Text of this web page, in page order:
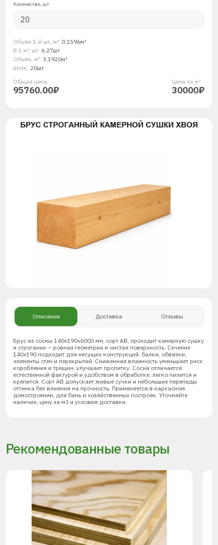
Количество, шт.
Объём 1-й шт, м³: 0.1596м³
В 1 м³, шт: 6.27шт
Объём, м³: 3.1920м³
Штук: 20шт
Общая ценa
95760.00₽
Цена за м³.
30000₽
Описание Доставка Отзывы
Брус из сосны 140х190х6000 мм, сорт АВ, проходит камерную сушку
и строгание — ровная геометрия и чистая поверхность. Сечение
140х190 подходит для несущих конструкций: балки, обвязки,
элементы стен и перекрытий. Сниженная влажность уменьшает риск
коробления и трещин, улучшает пропитку. Сосна отличается
естественной фактурой и удобством в обработке: легко пилится и
крепится. Сорт АВ допускает живые сучки и небольшие перепады
оттенка без влияния на прочность. Применяется в каркасном
домостроении, для бань и хозяйственных построек. Уточняйте
наличие, цену за м3 и условия доставки.
Рекомендованные товары